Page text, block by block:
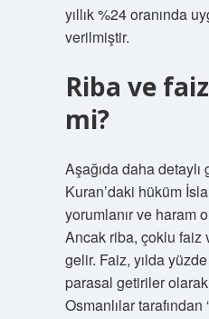
yıllık %24 oranında
verilmiştir.
Riba ve
mi?
Aşağıda daha
Kuran’daki hüküm
yorumlanır ve haram
Ancak riba, çoklu faiz
gelir. Faiz, yılda
parasal getiriler olarak
Osmanlılar tarafından